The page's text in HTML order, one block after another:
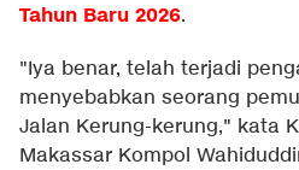
Tahun Baru 2026.
"Iya benar, telah terjadi
menyebabkan seorang
Jalan Kerung-kerung," kata
Makassar Kompol